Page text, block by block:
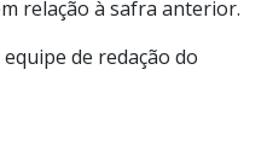
relação à safra anterior.
de redação do